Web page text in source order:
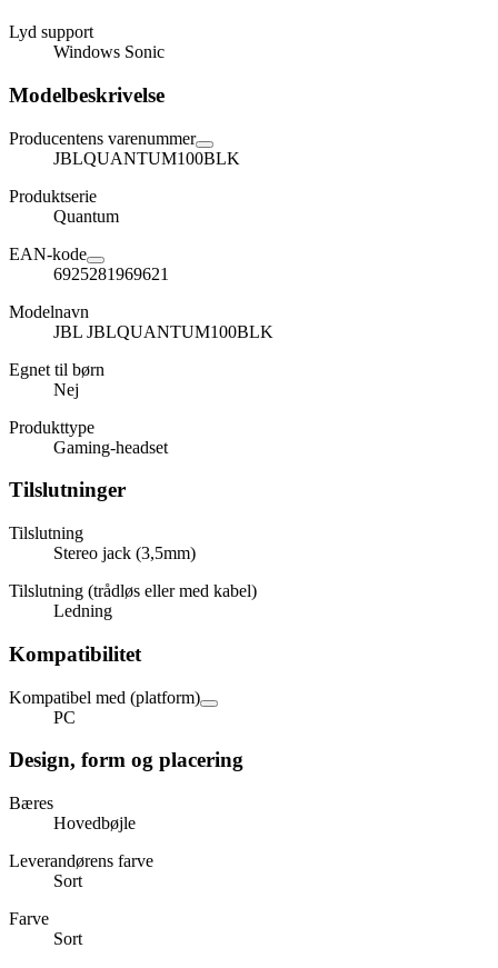
Lyd support
Windows Sonic
Modelbeskrivelse
Producentens varenummer
JBLQUANTUM100BLK
Produktserie
Quantum
EAN-kode
6925281969621
Modelnavn
JBL JBLQUANTUM100BLK
Egnet til børn
Nej
Produkttype
Gaming-headset
Tilslutninger
Tilslutning
Stereo jack (3,5mm)
Tilslutning (trådløs eller med kabel)
Ledning
Kompatibilitet
Kompatibel med (platform)
PC
Design, form og placering
Bæres
Hovedbøjle
Leverandørens farve
Sort
Farve
Sort